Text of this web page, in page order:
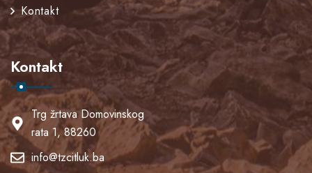
Kontakt
Kontakt
Trg žrtava Domovinskog
rata 1, 88260
info@tzcitluk.ba